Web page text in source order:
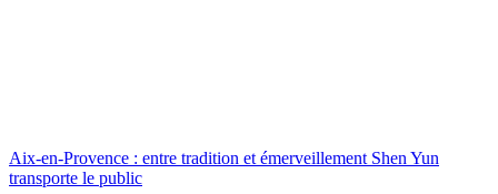
Aix-en-Provence : entre tradition et émerveillement Shen Yun
transporte le public